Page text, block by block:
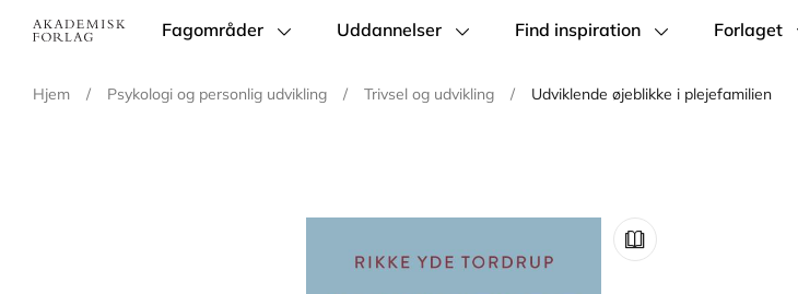
Main
Fagområder Uddannelser Find inspiration Forlaget
Hjem / Psykologi og personlig udvikling / Trivsel og udvikling / Udviklende øjeblikke i plejefamilien